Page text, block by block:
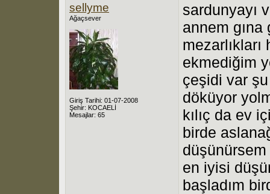
sellyme
Ağaçsever
Giriş Tarihi: 01-07-2008
Şehir: KOCAELİ
Mesajlar: 65
sardunyayı
annem
mezarlıkları
ekmediğim
çeşidi var
döküyor
kılıç da ev
birde
düşünürsem
en iyisi
başladım